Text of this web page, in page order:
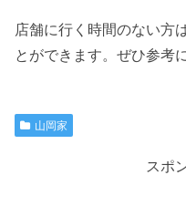
店舗に行く時間のない方
とができます。ぜひ参考
山岡家
スポ